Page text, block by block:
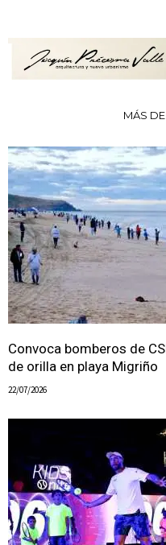
MÁS
Convoca bomberos de
de orilla en playa Migriño
22/07/2026